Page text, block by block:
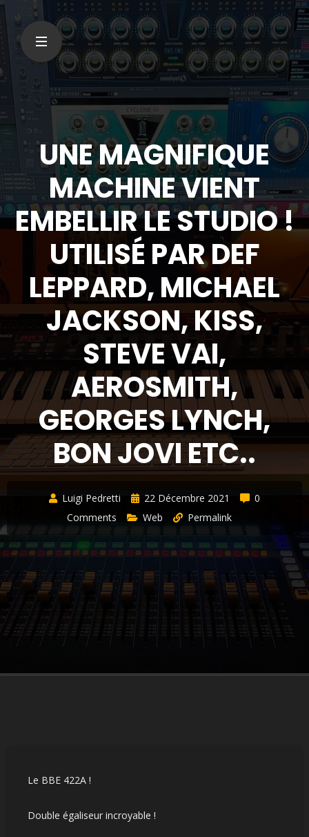
UNE MAGNIFIQUE
MACHINE VIENT
EMBELLIR LE STUDIO !
UTILISÉ PAR DEF
LEPPARD, MICHAEL
JACKSON, KISS,
STEVE VAI,
AEROSMITH,
GEORGES LYNCH,
BON JOVI ETC..
Luigi Pedretti 22 Décembre 2021
0
Comments
Web Permalink
Le BBE 422A !
Double égaliseur incroyable !